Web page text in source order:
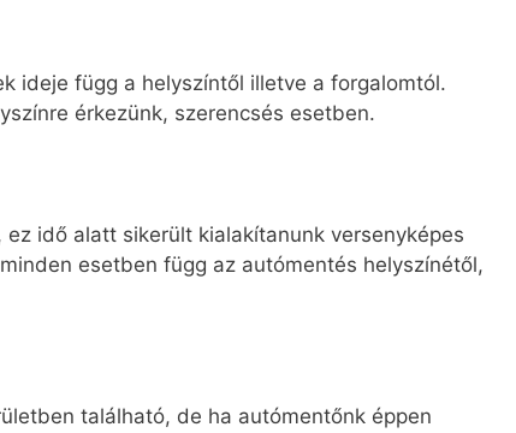
ideje függ a helyszíntől illetve a forgalomtól.
érkezünk, szerencsés esetben.
idő alatt sikerült kialakítanunk versenyképes
esetben függ az autómentés helyszínétől,
található, de ha autómentőnk éppen